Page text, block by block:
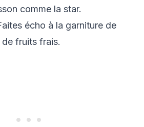
comme la star.
écho à la garniture de
fruits frais.